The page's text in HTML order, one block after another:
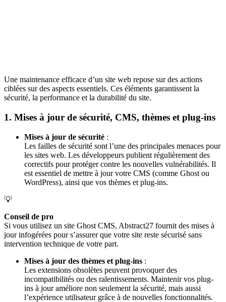
Une maintenance efficace d’un site web repose sur des actions
ciblées sur des aspects essentiels. Ces éléments garantissent la
sécurité, la performance et la durabilité du site.
1. Mises à jour de sécurité, CMS, thèmes et plug-ins
Mises à jour de sécurité :
Les failles de sécurité sont l’une des principales menaces pour
les sites web. Les développeurs publient régulièrement des
correctifs pour protéger contre les nouvelles vulnérabilités. Il
est essentiel de mettre à jour votre CMS (comme Ghost ou
WordPress), ainsi que vos thèmes et plug-ins.
💡
Conseil de pro
Si vous utilisez un site Ghost CMS, Abstract27 fournit des mises à
jour infogérées pour s’assurer que votre site reste sécurisé sans
intervention technique de votre part.
Mises à jour des thèmes et plug-ins :
Les extensions obsolètes peuvent provoquer des
incompatibilités ou des ralentissements. Maintenir vos plug-
ins à jour améliore non seulement la sécurité, mais aussi
l’expérience utilisateur grâce à de nouvelles fonctionnalités.